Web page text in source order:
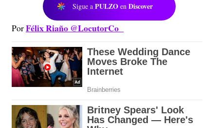
Sigue a PULZO en Discover
PorFélix Riaño @LocutorCo